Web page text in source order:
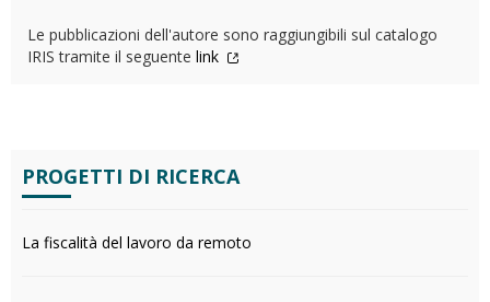
Le pubblicazioni dell'autore sono raggiungibili sul catalogo
IRIS tramite il seguente link
PROGETTI DI RICERCA
La fiscalità del lavoro da remoto